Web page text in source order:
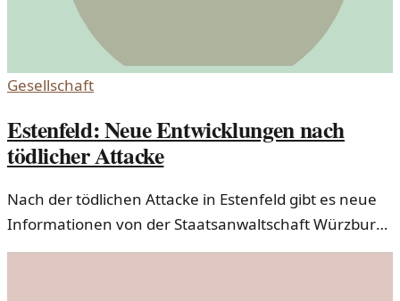
Gesellschaft
Estenfeld: Neue Entwicklungen nach
tödlicher Attacke
Nach der tödlichen Attacke in Estenfeld gibt es neue
Informationen von der Staatsanwaltschaft Würzburg.
Der Tatvorwurf wird präzisiert und wirft Fragen auf.